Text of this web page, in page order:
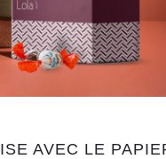
AVEC LE